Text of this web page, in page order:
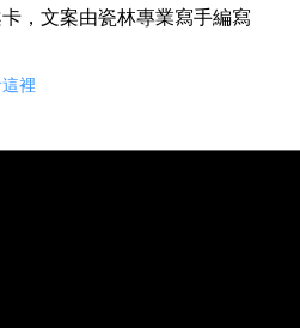
，文案由瓷林專業寫手編寫